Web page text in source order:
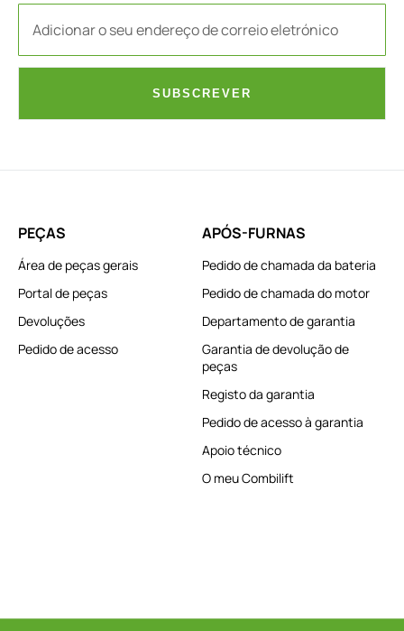
SUBSCREVER
PEÇAS
Área de peças gerais
Portal de peças
Devoluções
Pedido de acesso
APÓS-FURNAS
Pedido de chamada da bateria
Pedido de chamada do motor
Departamento de garantia
Garantia de devolução de
peças
Registo da garantia
Pedido de acesso à garantia
Apoio técnico
O meu Combilift